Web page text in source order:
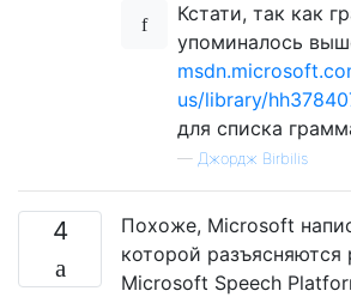
Кстати, так как
упоминалось
us/library/
для списка
— Джордж Birbilis
4
Похоже, Microsoft
которой
Microsoft Speech